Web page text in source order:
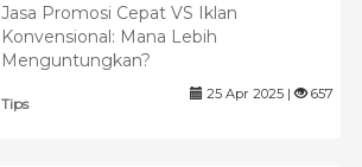
Jasa Promosi Cepat VS Iklan
Konvensional: Mana Lebih
Menguntungkan?
Tips
25 Apr 2025 | 657